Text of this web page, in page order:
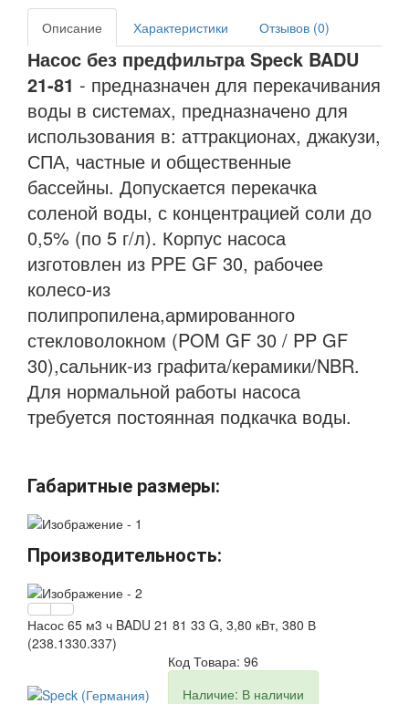
Описание Характеристики Отзывов (0)
Насос без предфильтра Speck BADU
21-81 - предназначен для перекачивания
воды в системах, предназначено для
использования в: аттракционах, джакузи,
СПА, частные и общественные
бассейны. Допускается перекачка
соленой воды, с концентрацией соли до
0,5% (по 5 г/л). Корпус насоса
изготовлен из PPE GF 30, рабочее
колесо-из
полипропилена,армированного
стекловолокном (POM GF 30 / PP GF
30),сальник-из графита/керамики/NBR.
Для нормальной работы насоса
требуется постоянная подкачка воды.
Габаритные размеры:
Производительность:
Насос 65 м3 ч BADU 21 81 33 G, 3,80 кВт, 380 В
(238.1330.337)
Код Товара: 96
Наличие: В наличии